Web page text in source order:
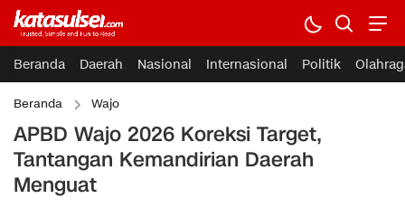
Beranda Daerah Nasional Internasional Politik
Beranda Wajo
APBD Wajo 2026 Koreksi Target,
Tantangan Kemandirian Daerah
Menguat